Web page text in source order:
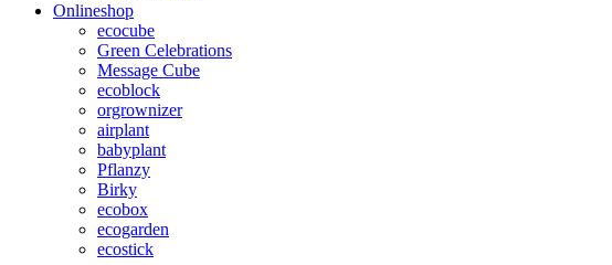
Onlineshop
ecocube
Green Celebrations
Message Cube
ecoblock
orgrownizer
airplant
babyplant
Pflanzy
Birky
ecobox
ecogarden
ecostick